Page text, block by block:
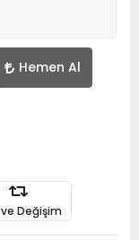
Hemen Al
Değişim